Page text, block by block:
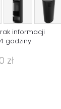
informacji
godziny
zł